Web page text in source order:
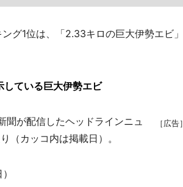
グ1位は、「2.33キロの巨大伊勢エビ」
している巨大伊勢エビ
［広告］
聞が配信したヘッドラインニュ
（カッコ内は掲載日）。